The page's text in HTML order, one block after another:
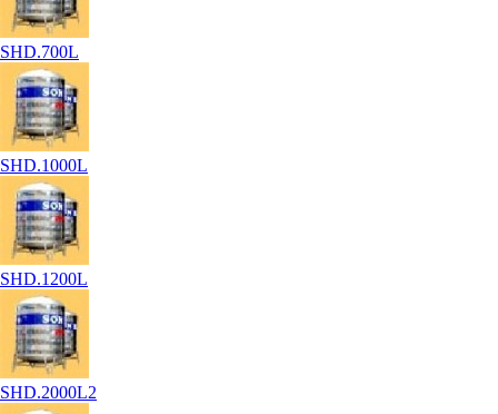
SHD.700L
SHD.1000L
SHD.1200L
SHD.2000L2